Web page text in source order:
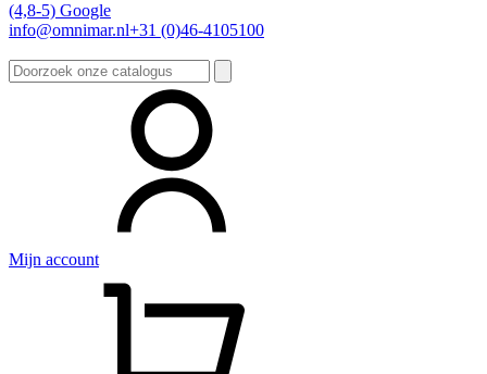
(4,8-5) Google
info@omnimar.nl+31 (0)46-4105100
Zoeken
naar:
Mijn account